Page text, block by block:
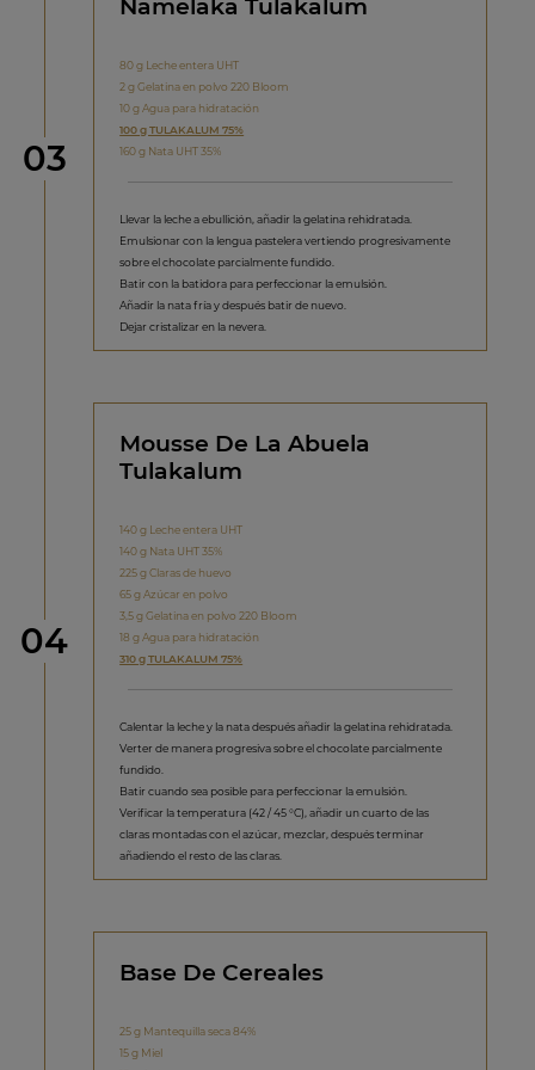
Paso
03
Namelaka Tulakalum
80 g Leche entera UHT
2 g Gelatina en polvo 220 Bloom
10 g Agua para hidratación
100 g TULAKALUM 75%
160 g Nata UHT 35%
Llevar la leche a ebullición, añadir la gelatina rehidratada.
Emulsionar con la lengua pastelera vertiendo progresivamente
sobre el chocolate parcialmente fundido.
Batir con la batidora para perfeccionar la emulsión.
Añadir la nata fría y después batir de nuevo.
Dejar cristalizar en la nevera.
Paso
04
Mousse De La Abuela
Tulakalum
140 g Leche entera UHT
140 g Nata UHT 35%
225 g Claras de huevo
65 g Azúcar en polvo
3,5 g Gelatina en polvo 220 Bloom
18 g Agua para hidratación
310 g TULAKALUM 75%
Calentar la leche y la nata después añadir la gelatina rehidratada.
Verter de manera progresiva sobre el chocolate parcialmente
fundido.
Batir cuando sea posible para perfeccionar la emulsión.
Verificar la temperatura (42 / 45 °C), añadir un cuarto de las
claras montadas con el azúcar, mezclar, después terminar
añadiendo el resto de las claras.
Base De Cereales
25 g Mantequilla seca 84%
15 g Miel